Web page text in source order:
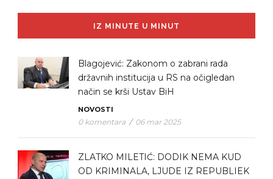
IZ MINUTE U MINUT
Blagojević: Zakonom o zabrani rada
državnih institucija u RS na očigledan
način se krši Ustav BiH
NOVOSTI
0 komentara / 06 mar 2025
ZLATKO MILETIĆ: DODIK NEMA KUD
OD KRIMINALA, LJUDE IZ REPUBLIEK